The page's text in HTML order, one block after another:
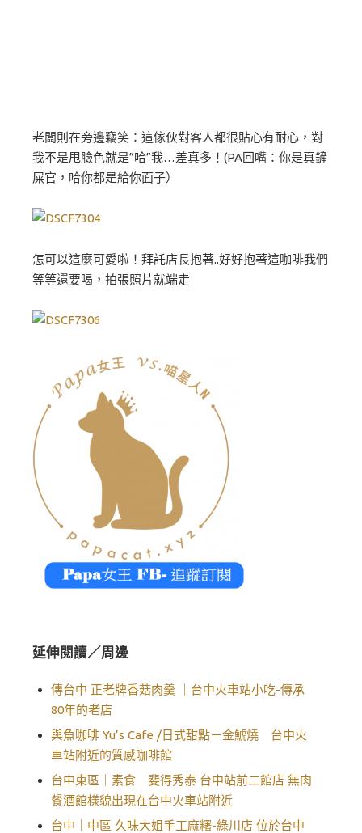
老闆則在旁邊竊笑：這傢伙對客人都很貼心有耐心，對
我不是甩臉色就是”哈”我…差真多！(PA回嘴：你是真鏟
屎官，哈你都是給你面子）
怎可以這麼可愛啦！拜託店長抱著..好好抱著這咖啡我們
等等還要喝，拍張照片就端走
延伸閱讀／周邊
傳台中 正老牌香菇肉羹 ｜台中火車站小吃-傳承
80年的老店
與魚咖啡 Yu’s Cafe /日式甜點－金鯱燒 台中火
車站附近的質感咖啡館
台中東區｜素食 斐得秀泰 台中站前二館店 無肉
餐酒館樣貌出現在台中火車站附近
台中｜中區 久味大姐手工麻糬-綠川店 位於台中